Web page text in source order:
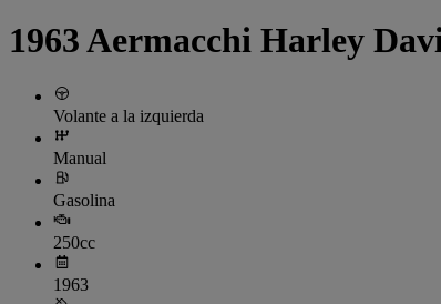
1963 Aermacchi Harley
Volante a la izquierda
Manual
Gasolina
250cc
1963